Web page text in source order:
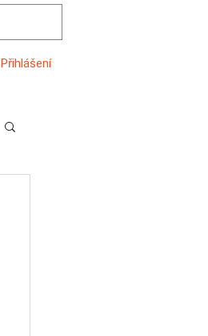
Přihlášení